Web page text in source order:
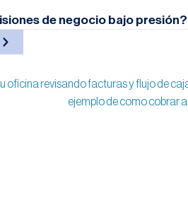
de negocio bajo presión?